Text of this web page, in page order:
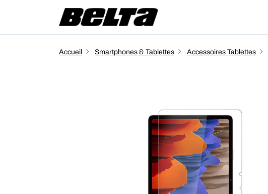
Accueil Smartphones & Tablettes Accessoires Tablettes